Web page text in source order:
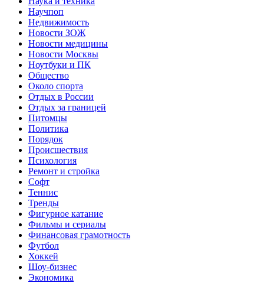
Научпоп
Недвижимость
Новости ЗОЖ
Новости медицины
Новости Москвы
Ноутбуки и ПК
Общество
Около спорта
Отдых в России
Отдых за границей
Питомцы
Политика
Порядок
Происшествия
Психология
Ремонт и стройка
Софт
Теннис
Тренды
Фигурное катание
Фильмы и сериалы
Финансовая грамотность
Футбол
Хоккей
Шоу-бизнес
Экономика